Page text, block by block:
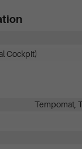
Cockpit)
Tempomat,